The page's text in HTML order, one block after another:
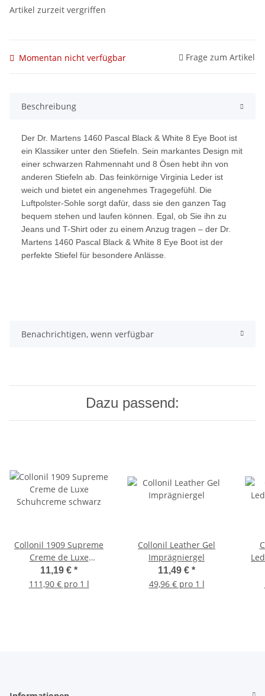
Artikel zurzeit vergriffen
Momentan nicht verfügbar Frage zum Artikel
Beschreibung
Der Dr. Martens 1460 Pascal Black & White 8 Eye Boot ist
ein Klassiker unter den Stiefeln. Sein markantes Design mit
einer schwarzen Rahmennaht und 8 Ösen hebt ihn von
anderen Stiefeln ab. Das feinkörnige Virginia Leder ist
weich und bietet ein angenehmes Tragegefühl. Die
Luftpolster-Sohle sorgt dafür, dass sie den ganzen Tag
bequem stehen und laufen können. Egal, ob Sie ihn zu
Jeans und T-Shirt oder zu einem Anzug tragen – der Dr.
Martens 1460 Pascal Black & White 8 Eye Boot ist der
perfekte Stiefel für besondere Anlässe.
Benachrichtigen, wenn verfügbar
Dazu passend:
Collonil 1909 Supreme
Creme de Luxe
Schuhcreme schwarz
11,19 € *
111,90 € pro 1 l
Collonil Leather Gel
Imprägniergel
11,49 € *
49,96 € pro 1 l